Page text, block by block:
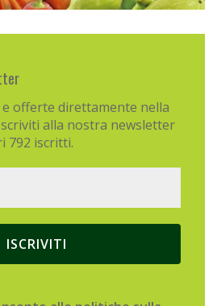
offerte direttamente nella
alla nostra newsletter
792 iscritti.